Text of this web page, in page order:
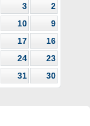
2
3
9
10
16
17
23
24
30
31